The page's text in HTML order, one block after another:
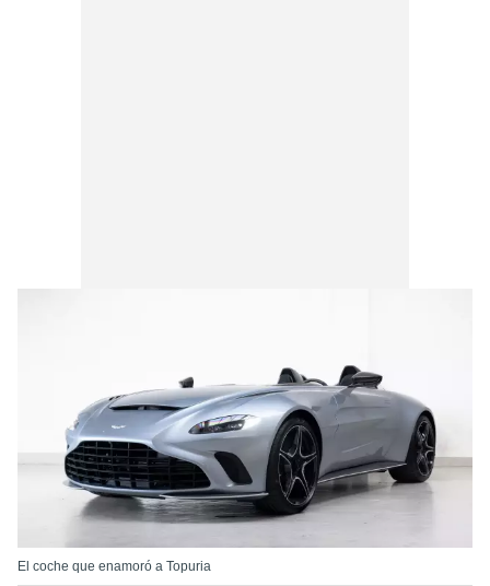
El coche que enamoró a Topuria